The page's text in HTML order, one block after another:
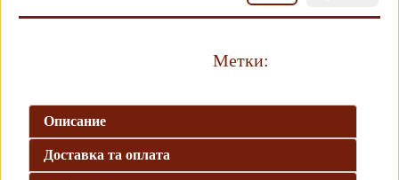
Метки:
Описание
Доставка та оплата